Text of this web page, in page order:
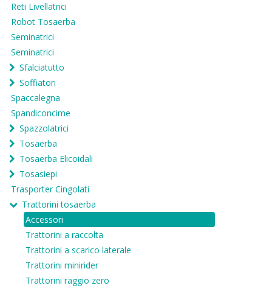
Reti Livellatrici
Robot Tosaerba
Seminatrici
Seminatrici
Sfalciatutto
Soffiatori
Spaccalegna
Spandiconcime
Spazzolatrici
Tosaerba
Tosaerba Elicoidali
Tosasiepi
Trasporter Cingolati
Trattorini tosaerba
Accessori
Trattorini a raccolta
Trattorini a scarico laterale
Trattorini minirider
Trattorini raggio zero